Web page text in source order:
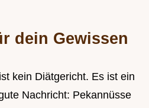
dein Gewissen
kein Diätgericht. Es ist ein
Nachricht: Pekannüsse